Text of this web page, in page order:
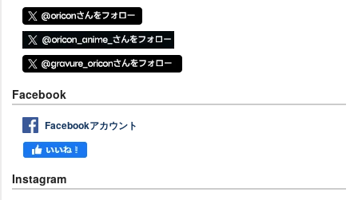
Facebook
Facebookアカウント
Instagram